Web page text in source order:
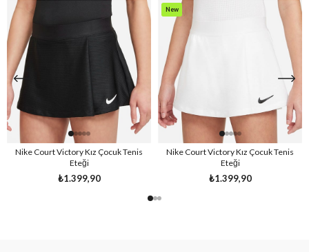
Nike Court Victory Kız Çocuk Tenis
Eteği
₺1.399,90
Nike Court Victory Kız Çocuk Tenis
Eteği
₺1.399,90
New
Item